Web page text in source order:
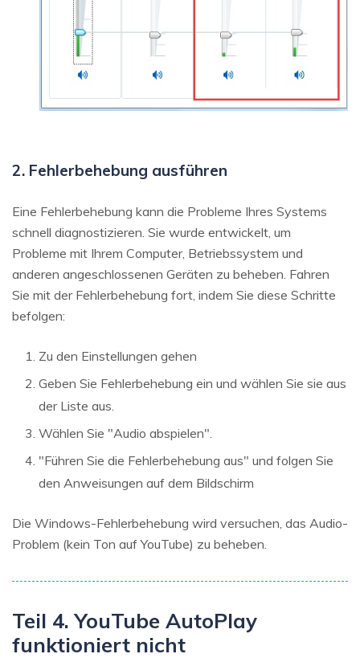
2. Fehlerbehebung ausführen
Eine Fehlerbehebung kann die Probleme Ihres Systems
schnell diagnostizieren. Sie wurde entwickelt, um
Probleme mit Ihrem Computer, Betriebssystem und
anderen angeschlossenen Geräten zu beheben. Fahren
Sie mit der Fehlerbehebung fort, indem Sie diese Schritte
befolgen:
Zu den Einstellungen gehen
Geben Sie Fehlerbehebung ein und wählen Sie sie aus
der Liste aus.
Wählen Sie "Audio abspielen".
"Führen Sie die Fehlerbehebung aus" und folgen Sie
den Anweisungen auf dem Bildschirm
Die Windows-Fehlerbehebung wird versuchen, das Audio-
Problem (kein Ton auf YouTube) zu beheben.
Teil 4. YouTube AutoPlay
funktioniert nicht